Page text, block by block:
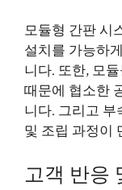
모듈형 간판 시
설치를 가능하
니다. 또한, 모
때문에 협소한
니다. 그리고
및 조립 과정이
고객 반응